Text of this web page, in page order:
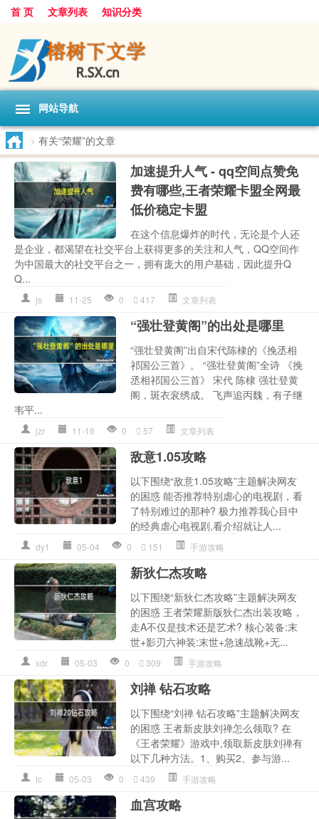
首 页 文章列表 知识分类
网站导航
> 有关“荣耀”的文章
加速提升人气 - qq空间点赞免
费有哪些,王者荣耀卡盟全网最
低价稳定卡盟
在这个信息爆炸的时代，无论是个人还
是企业，都渴望在社交平台上获得更多的关注和人气，QQ空间作
为中国最大的社交平台之一，拥有庞大的用户基础，因此提升Q
Q...
js 11-25 0 417 文章列表
“强壮登黄阁”的出处是哪里
“强壮登黄阁”出自宋代陈棣的《挽丞相
祁国公三首》。 “强壮登黄阁”全诗 《挽
丞相祁国公三首》 宋代 陈棣 强壮登黄
阁，斑衣衮绣成。 飞声追丙魏，有子继
韦平...
jzr 11-16 0 57 文章列表
敌意1.05攻略
以下围绕“敌意1.05攻略”主题解决网友
的困惑 能否推荐特别虐心的电视剧，看
了特别难过的那种? 极力推荐我心目中
的经典虐心电视剧,看介绍就让人...
dy1 05-04 0 151 手游攻略
新狄仁杰攻略
以下围绕“新狄仁杰攻略”主题解决网友
的困惑 王者荣耀新版狄仁杰出装攻略，
走A不仅是技术还是艺术? 核心装备:末
世+影刃六神装:末世+急速战靴+无...
xdr 05-03 0 309 手游攻略
刘禅 钻石攻略
以下围绕“刘禅 钻石攻略”主题解决网友
的困惑 王者新皮肤刘禅怎么领取? 在
《王者荣耀》游戏中,领取新皮肤刘禅有
以下几种方法。1、购买2、参与游...
lc 05-03 0 439 手游攻略
血宫攻略